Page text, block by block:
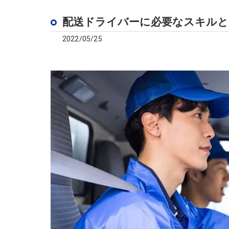
配送ドライバーに必要なスキル
2022/05/25